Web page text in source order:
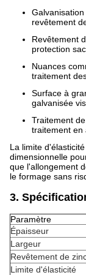
revêtement
Revêtement
protection
Nuances
traitement
Surface à
galvanisée
Traitement
traitement en
La limite
dimensionnelle
que l'allongement
le formage sans
3.
Paramètre
Épaisseur
Largeur
Revêtement de
Limite d'élasticité